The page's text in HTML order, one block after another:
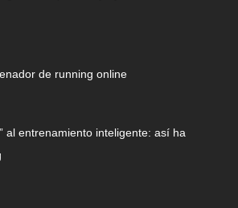
de running online
al entrenamiento inteligente: así ha